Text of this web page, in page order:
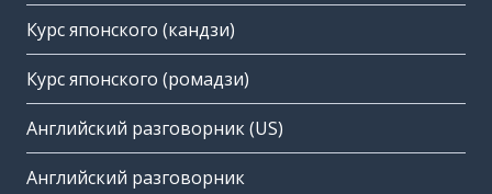
Курс японского (кандзи)
Курс японского (ромадзи)
Английский разговорник (US)
Английский разговорник